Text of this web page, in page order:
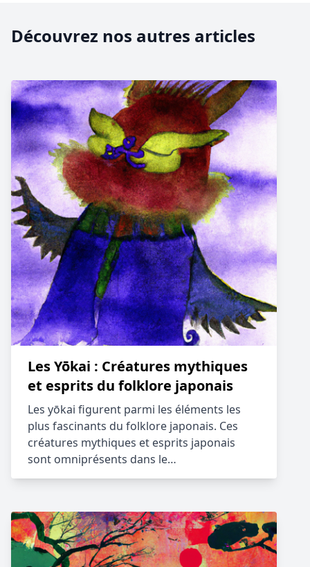
Découvrez nos autres articles
Les Yōkai : Créatures mythiques
et esprits du folklore japonais
Les yōkai figurent parmi les éléments les
plus fascinants du folklore japonais. Ces
créatures mythiques et esprits japonais
sont omniprésents dans le…